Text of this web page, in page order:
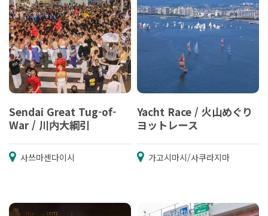
Sendai Great Tug-of-
War / 川内大綱引
사쓰마센다이시
Yacht Race / 火山めぐり
ヨットレース
가고시마시/사쿠라지마